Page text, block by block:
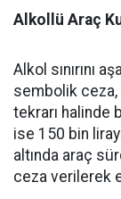
Alkollü Araç
Alkol sınırını
sembolik ceza,
tekrarı halinde
ise 150 bin
altında araç
ceza verilerek